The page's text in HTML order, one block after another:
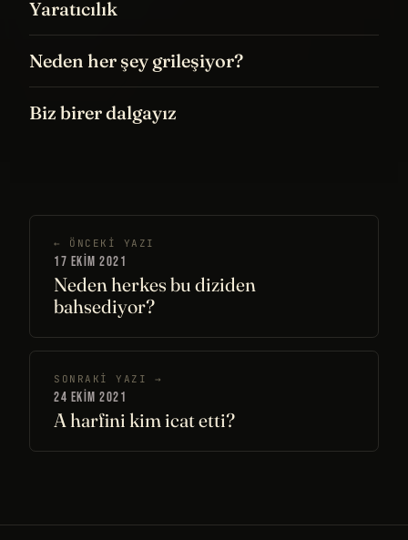
Yaratıcılık
Neden her şey grileşiyor?
Biz birer dalgayız
← ÖNCEKI YAZI
17 EKIM 2021
Neden herkes bu diziden
bahsediyor?
SONRAKI YAZI →
24 EKIM 2021
A harfini kim icat etti?